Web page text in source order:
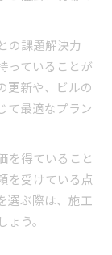
の課題解決力
っていることが
更新や、ビルの
て最適なプラン
を得ていること
を受けている点
選ぶ際は、施工
う。